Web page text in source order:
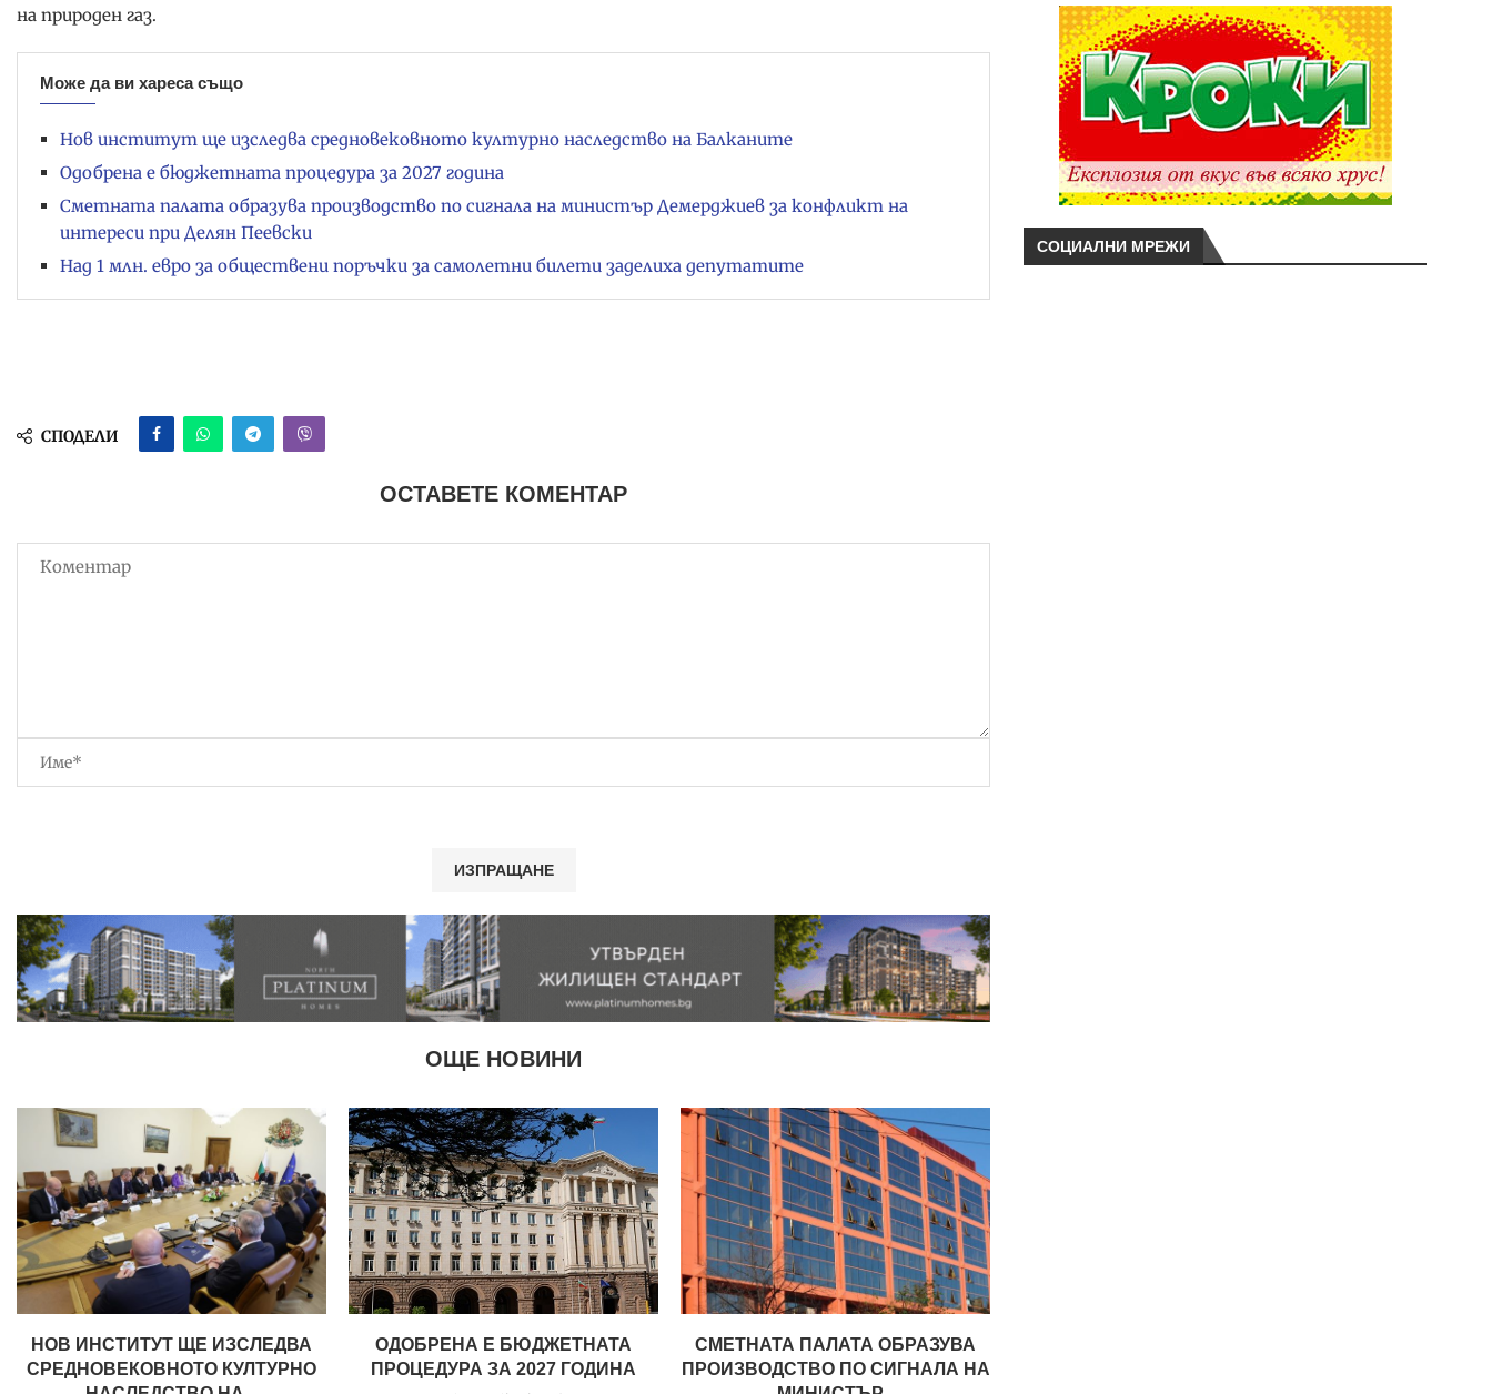
на природен газ.
Може да ви хареса също
Нов институт ще изследва средновековното културно наследство на Балканите
Одобрена е бюджетната процедура за 2027 година
Сметната палата образува производство по сигнала на министър Демерджиев за конфликт на
интереси при Делян Пеевски
Над 1 млн. евро за обществени поръчки за самолетни билети заделиха депутатите
СПОДЕЛИ
ОСТАВЕТЕ КОМЕНТАР
ОЩЕ НОВИНИ
НОВ ИНСТИТУТ ЩЕ ИЗСЛЕДВА
СРЕДНОВЕКОВНОТО КУЛТУРНО
ОДОБРЕНА Е БЮДЖЕТНАТА
ПРОЦЕДУРА ЗА 2027 ГОДИНА
СМЕТНАТА ПАЛАТА ОБРАЗУВА
ПРОИЗВОДСТВО ПО СИГНАЛА НА
СОЦИАЛНИ МРЕЖИ